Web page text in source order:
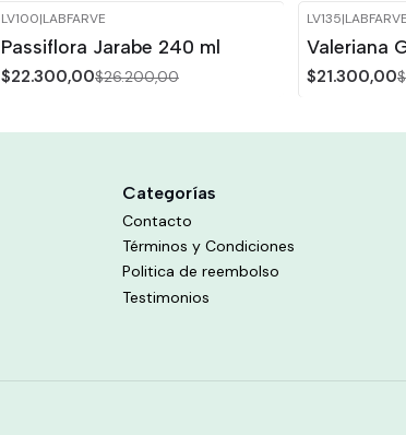
-15%
LV100|LABFARVE
Passiflora Jarabe 240 ml
$22.300,00$26.200,00
-15%
LV135|LABFARVE
Valeriana
$21.300,00
Categorías
Contacto
Términos y Condiciones
Politica de reembolso
Testimonios